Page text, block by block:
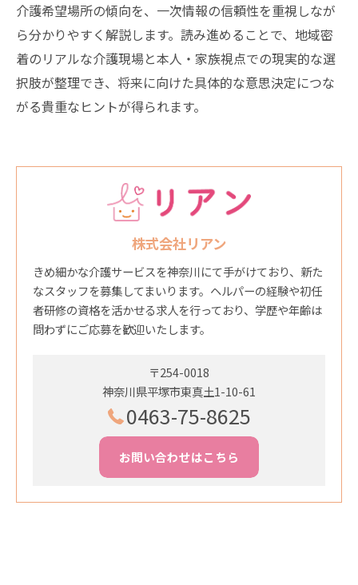
介護希望場所の傾向を、一次情報の信頼性を重視しなが
ら分かりやすく解説します。読み進めることで、地域密
着のリアルな介護現場と本人・家族視点での現実的な選
択肢が整理でき、将来に向けた具体的な意思決定につな
がる貴重なヒントが得られます。
株式会社リアン
きめ細かな介護サービスを神奈川にて手がけており、新た
なスタッフを募集してまいります。ヘルパーの経験や初任
者研修の資格を活かせる求人を行っており、学歴や年齢は
問わずにご応募を歓迎いたします。
〒254-0018
神奈川県平塚市東真土1-10-61
0463-75-8625
お問い合わせはこちら